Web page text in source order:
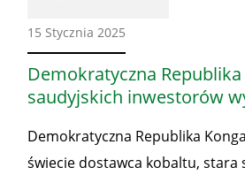
15 Stycznia 2025
świata
Demokratyczna
saudyjskich inwestorów
Demokratyczna Republika
świecie dostawca kobaltu, stara